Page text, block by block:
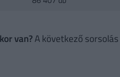
van?A következő